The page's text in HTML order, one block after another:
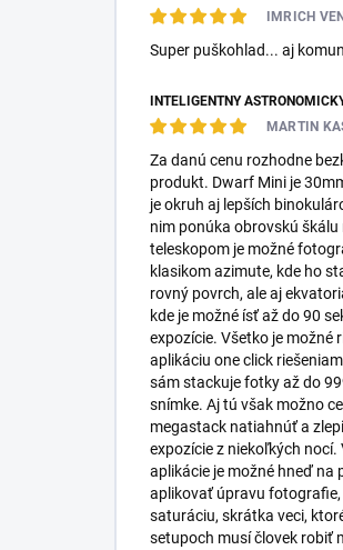
IMRICH
Super puškohlad... aj
MARTIN
Za danú cenu rozhodne
produkt. Dwarf Mini je
je okruh aj lepších
nim ponúka obrovskú škálu
teleskopom je možné
klasikom azimute, kde ho
rovný povrch, ale aj
kde je možné ísť až do 90
expozície. Všetko je možné
aplikáciu one click
sám stackuje fotky až do
snímke. Aj tú však možno
megastack natiahnúť a
expozície z niekoľkých nocí.
aplikácie je možné hneď na
aplikovať úpravu fotografie,
saturáciu, skrátka veci,
setupoch musí človek robiť